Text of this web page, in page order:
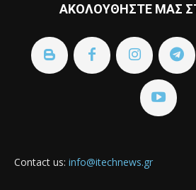
ΑΚΟΛΟΥΘΗΣΤΕ ΜΑΣ
Contact us: info@itechnews.gr